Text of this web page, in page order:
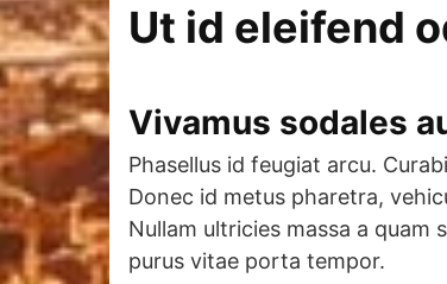
Ut id eleifend
Vivamus sodales
Phasellus id feugiat arcu.
Donec id metus pharetra,
Nullam ultricies massa a quam
purus vitae porta tempor.